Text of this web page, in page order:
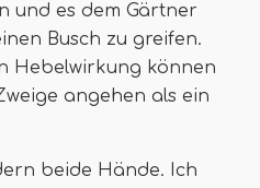
und es dem Gärtner
Busch zu greifen.
Hebelwirkung können
angehen als ein
beide Hände. Ich